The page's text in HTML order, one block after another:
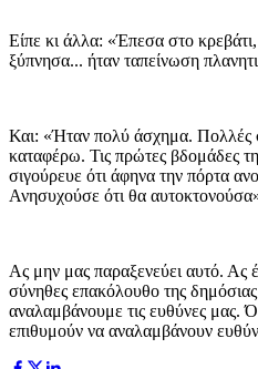
Είπε κι άλλα: «Έπεσα στο
ξύπνησα... ήταν ταπείνωση
Και: «Ήταν πολύ άσχημα. Πολλές
καταφέρω. Τις πρώτες βδομάδες
σιγούρευε ότι άφηνα την πόρτα
Ανησυχούσε ότι θα
Ας μην μας παραξενεύει αυτό. Ας
σύνηθες επακόλουθο της
αναλαμβάνουμε τις ευθύνες μας.
επιθυμούν να αναλαμβάνουν